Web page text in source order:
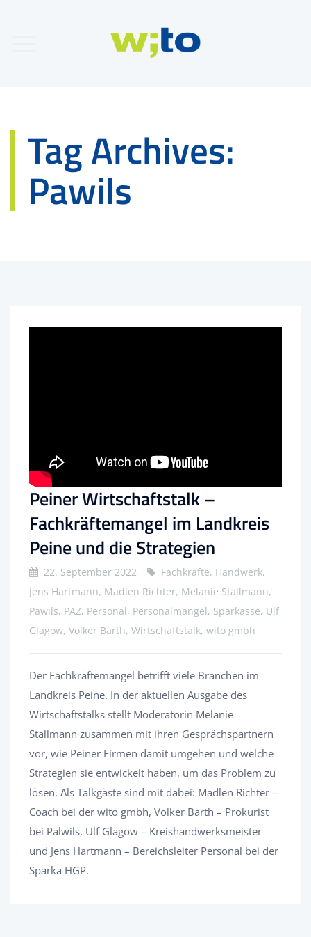
Tag Archives:
Pawils
Peiner Wirtschaftstalk –
Fachkräftemangel im Landkreis
Peine und die Strategien
22. September 2022
Fachkräfte, Handwerk,
Jens Hartmann, Madlen Richter, Melanie Stallmann,
Pawils, PAZ, Personal, Personalmangel, Sparkasse, Ulf
Glagow, Volker Barth, Wirtschaftstalk, wito gmbh
Der Fachkräftemangel betrifft viele Branchen im
Landkreis Peine. In der aktuellen Ausgabe des
Wirtschaftstalks stellt Moderatorin Melanie
Stallmann zusammen mit ihren Gesprächspartnern
vor, wie Peiner Firmen damit umgehen und welche
Strategien sie entwickelt haben, um das Problem zu
lösen. Als Talkgäste sind mit dabei: Madlen Richter –
Coach bei der wito gmbh, Volker Barth – Prokurist
bei Palwils, Ulf Glagow – Kreishandwerksmeister
und Jens Hartmann – Bereichsleiter Personal bei der
Sparka HGP.